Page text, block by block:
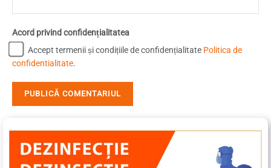
Acord privind confidențialitatea
Accept termenii și condițiile de confidențialitate Politica de
confidentialitate.